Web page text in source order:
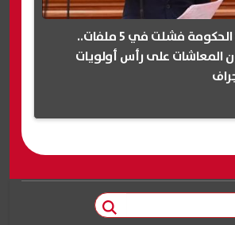
إيهاب منصور: الحكومة فشلت في 5 ملفات..
المعاشات على رأس أولويات